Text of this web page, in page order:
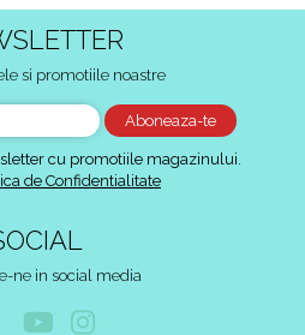
si promotiile noastre
cu promotiile magazinului.
de Confidentialitate
ne in social media